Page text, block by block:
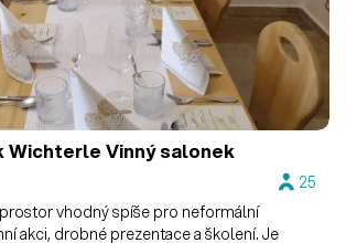
Wichterle Vinný salonek
25
vhodný spíše pro neformální
akci, drobné prezentace a školení. Je